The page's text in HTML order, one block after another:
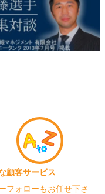
顧客サービス
フォローもお任せ下さ